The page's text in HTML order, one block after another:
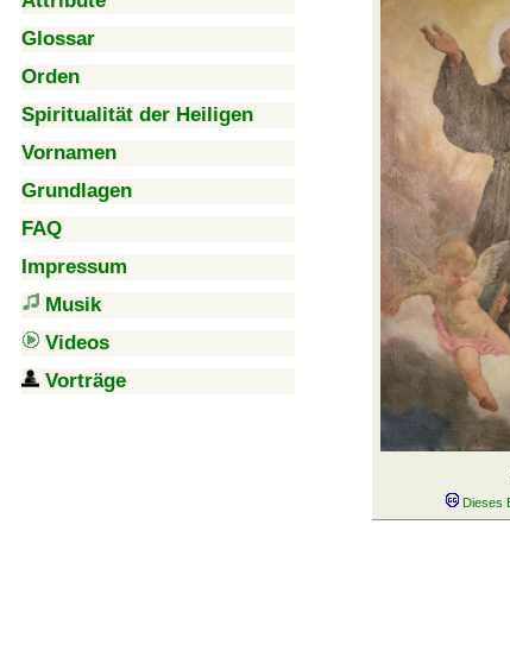
Glossar
Orden
Spiritualität der Heiligen
Vornamen
Grundlagen
FAQ
Impressum
Musik
Videos
Vorträge